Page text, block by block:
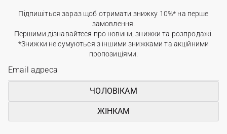
Підпишіться зараз щоб отримати знижку 10%* на перше
замовлення.
Першими дізнавайтеся про новини, знижки та розпродажі.
*Знижки не сумуються з іншими знижками та акційними
пропозиціями.
ЧОЛОВІКАМ
ЖІНКАМ